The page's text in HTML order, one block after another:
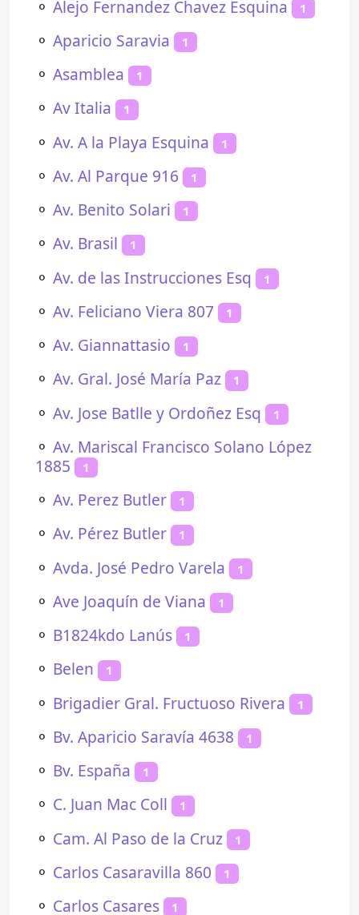
⚬ Alejo Fernandez Chavez Esquina 1
⚬ Aparicio Saravia 1
⚬ Asamblea 1
⚬ Av Italia 1
⚬ Av. A la Playa Esquina 1
⚬ Av. Al Parque 916 1
⚬ Av. Benito Solari 1
⚬ Av. Brasil 1
⚬ Av. de las Instrucciones Esq 1
⚬ Av. Feliciano Viera 807 1
⚬ Av. Giannattasio 1
⚬ Av. Gral. José María Paz 1
⚬ Av. Jose Batlle y Ordoñez Esq 1
⚬ Av. Mariscal Francisco Solano López
1885
1
⚬ Av. Perez Butler 1
⚬ Av. Pérez Butler 1
⚬ Avda. José Pedro Varela 1
⚬ Ave Joaquín de Viana 1
⚬ B1824kdo Lanús 1
⚬ Belen 1
⚬ Brigadier Gral. Fructuoso Rivera 1
⚬ Bv. Aparicio Saravía 4638 1
⚬ Bv. España 1
⚬ C. Juan Mac Coll 1
⚬ Cam. Al Paso de la Cruz 1
⚬ Carlos Casaravilla 860 1
⚬ Carlos Casares 1